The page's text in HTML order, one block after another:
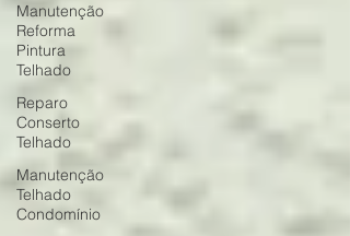
Manutenção
Reforma
Pintura
Telhado
Reparo
Conserto
Telhado
Manutenção
Telhado
Condomínio